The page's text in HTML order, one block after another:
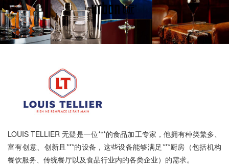
LOUIS TELLIER 无疑是一位***的食品加工专家，他拥有种类繁多、
富有创意、创新且***的设备，这些设备能够满足***厨房（包括机构
餐饮服务、传统餐厅以及食品行业内的各类企业）的需求。